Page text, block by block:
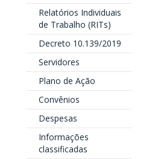
Relatórios Individuais
de Trabalho (RITs)
Decreto 10.139/2019
Servidores
Plano de Ação
Convênios
Despesas
Informações
classificadas